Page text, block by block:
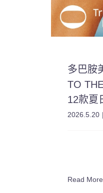
多巴胺
TO
12款夏
2026.5.20 |
Read More